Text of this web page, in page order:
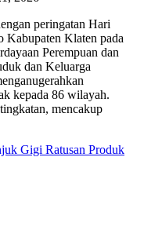
peringatan Hari
Klaten pada
Perempuan dan
dan Keluarga
kepada 86 wilayah.
mencakup